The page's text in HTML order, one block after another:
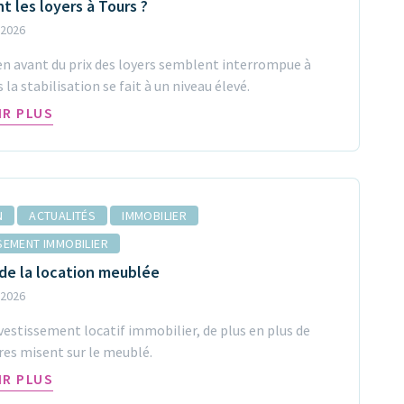
les loyers à Tours ?
avant du prix des loyers semblent interrompue à
la stabilisation se fait à un niveau élevé.
PLUS
ACTUALITÉS
IMMOBILIER
IMMOBILIER
la location meublée
locatif immobilier, de plus en plus de
misent sur le meublé.
PLUS